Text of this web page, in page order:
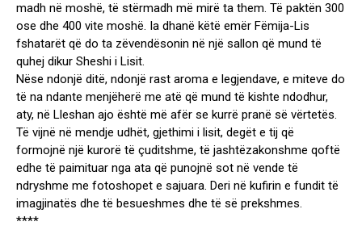
madh në moshë, të stërmadh më mirë ta them. Të paktën 300
ose dhe 400 vite moshë. Ia dhanë këtë emër Fëmija-Lis
fshatarët që do ta zëvendësonin në një sallon që mund të
quhej dikur Sheshi i Lisit.
Nëse ndonjë ditë, ndonjë rast aroma e legjendave, e miteve do
të na ndante menjëherë me atë që mund të kishte ndodhur,
aty, në Lleshan ajo është më afër se kurrë pranë së vërtetës.
Të vijnë në mendje udhët, gjethimi i lisit, degët e tij që
formojnë një kurorë të çuditshme, të jashtëzakonshme qoftë
edhe të paimituar nga ata që punojnë sot në vende të
ndryshme me fotoshopet e sajuara. Deri në kufirin e fundit të
imagjinatës dhe të besueshmes dhe të së prekshmes.
****